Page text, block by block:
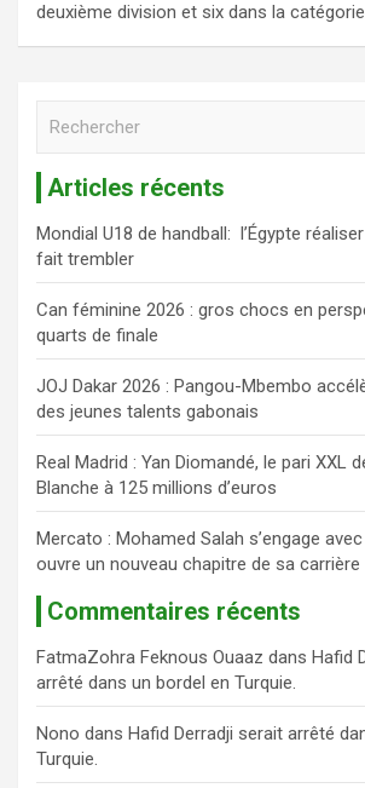
deuxième division et six dans la
r
c
e
r
Articles récents
Mondial U18 de handball: l’Égypte
fait trembler
Can féminine 2026 : gros chocs en
quarts de finale
JOJ Dakar 2026 : Pangou-Mbembo
des jeunes talents gabonais
Real Madrid : Yan Diomandé, le pari XXL
Blanche à 125 millions d’euros
Mercato : Mohamed Salah s’engage
ouvre un nouveau chapitre de sa carrière
Commentaires récents
FatmaZohra Feknous Ouaaz dans Hafid
arrêté dans un bordel en Turquie.
Nono dans Hafid Derradji serait arrêté
Turquie.